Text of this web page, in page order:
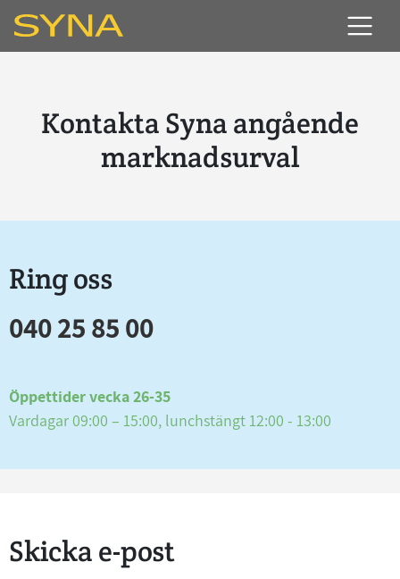
Kontakta Syna angående
marknadsurval
Ring oss
040 25 85 00
Öppettider vecka 26-35
Vardagar 09:00 – 15:00, lunchstängt 12:00 - 13:00
Skicka e-post